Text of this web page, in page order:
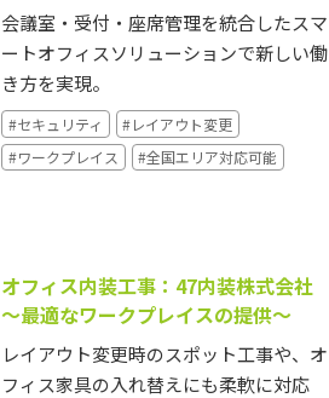
会議室・受付・座席管理を統合したスマ
ートオフィスソリューションで新しい働
き方を実現。
#セキュリティ
#レイアウト変更
#ワークプレイス
#全国エリア対応可能
オフィス内装工事：47内装株式会社
～最適なワークプレイスの提供～
レイアウト変更時のスポット工事や、オ
フィス家具の入れ替えにも柔軟に対応